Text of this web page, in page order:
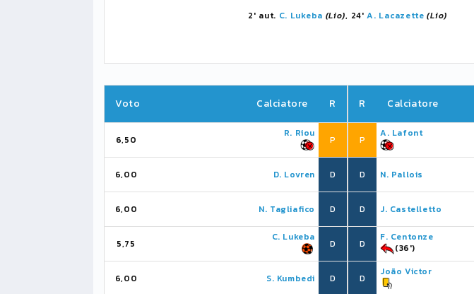
2' aut. C. Lukeba (Lio), 24'A. Lacazette (Lio)
Voto Calciatore R
6,50
R. Riou
P
6,00 D. Lovren D
6,00 N. Tagliafico D
5,75
C. Lukeba
D
6,00 S. Kumbedi D
R Calciatore
P
A. Lafont
D N. Pallois
D J. Castelletto
D
F. Centonze
(36')
D
João Victor